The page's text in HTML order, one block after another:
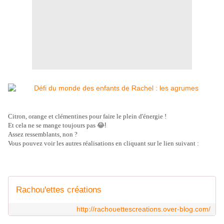
Citron, orange et clémentines pour faire le plein d'énergie !
Et cela ne se mange toujours pas 😂!
Assez ressemblants, non ?
Vous pouvez voir les autres réalisations en cliquant sur le lien suivant :
Rachou'ettes créations
http://rachouettescreations.over-blog.com/